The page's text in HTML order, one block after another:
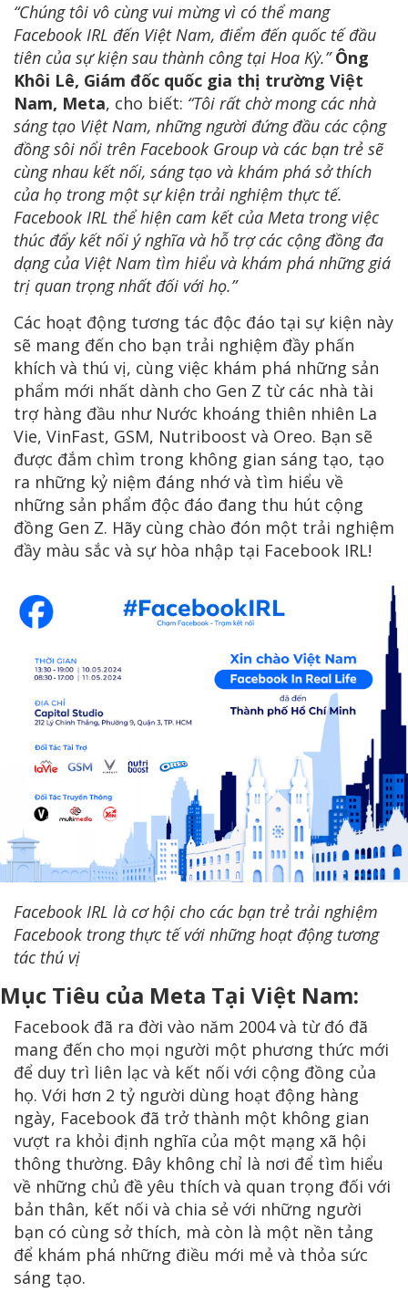
“Chúng tôi vô cùng vui mừng vì có thể mang
Facebook IRL đến Việt Nam, điểm đến quốc tế đầu
tiên của sự kiện sau thành công tại Hoa Kỳ.” Ông
Khôi Lê, Giám đốc quốc gia thị trường Việt
Nam, Meta, cho biết: “Tôi rất chờ mong các nhà
sáng tạo Việt Nam, những người đứng đầu các cộng
đồng sôi nổi trên Facebook Group và các bạn trẻ sẽ
cùng nhau kết nối, sáng tạo và khám phá sở thích
của họ trong một sự kiện trải nghiệm thực tế.
Facebook IRL thể hiện cam kết của Meta trong việc
thúc đẩy kết nối ý nghĩa và hỗ trợ các cộng đồng đa
dạng của Việt Nam tìm hiểu và khám phá những giá
trị quan trọng nhất đối với họ.”
Các hoạt động tương tác độc đáo tại sự kiện này
sẽ mang đến cho bạn trải nghiệm đầy phấn
khích và thú vị, cùng việc khám phá những sản
phẩm mới nhất dành cho Gen Z từ các nhà tài
trợ hàng đầu như Nước khoáng thiên nhiên La
Vie, VinFast, GSM, Nutriboost và Oreo. Bạn sẽ
được đắm chìm trong không gian sáng tạo, tạo
ra những kỷ niệm đáng nhớ và tìm hiểu về
những sản phẩm độc đáo đang thu hút cộng
đồng Gen Z. Hãy cùng chào đón một trải nghiệm
đầy màu sắc và sự hòa nhập tại Facebook IRL!
Facebook IRL là cơ hội cho các bạn trẻ trải nghiệm
Facebook trong thực tế với những hoạt động tương
tác thú vị
Mục Tiêu của Meta Tại Việt Nam:
Facebook đã ra đời vào năm 2004 và từ đó đã
mang đến cho mọi người một phương thức mới
để duy trì liên lạc và kết nối với cộng đồng của
họ. Với hơn 2 tỷ người dùng hoạt động hàng
ngày, Facebook đã trở thành một không gian
vượt ra khỏi định nghĩa của một mạng xã hội
thông thường. Đây không chỉ là nơi để tìm hiểu
về những chủ đề yêu thích và quan trọng đối với
bản thân, kết nối và chia sẻ với những người
bạn có cùng sở thích, mà còn là một nền tảng
để khám phá những điều mới mẻ và thỏa sức
sáng tạo.